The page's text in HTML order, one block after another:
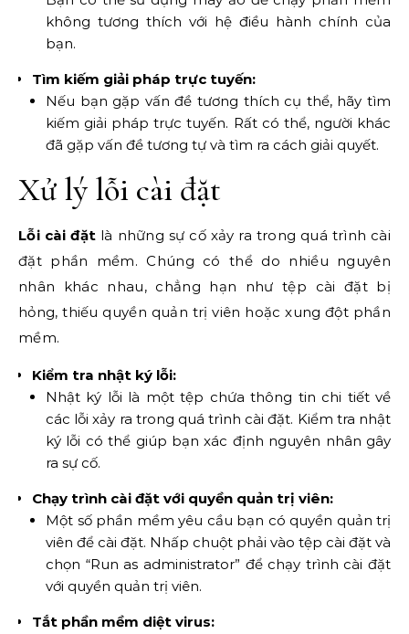
không tương thích với hệ điều hành chính của
bạn.
Tìm kiếm giải pháp trực tuyến:
Nếu bạn gặp vấn đề tương thích cụ thể, hãy tìm
kiếm giải pháp trực tuyến. Rất có thể, người khác
đã gặp vấn đề tương tự và tìm ra cách giải quyết.
Xử lý lỗi cài đặt
Lỗi cài đặt là những sự cố xảy ra trong quá trình cài
đặt phần mềm. Chúng có thể do nhiều nguyên
nhân khác nhau, chẳng hạn như tệp cài đặt bị
hỏng, thiếu quyền quản trị viên hoặc xung đột phần
mềm.
Kiểm tra nhật ký lỗi:
Nhật ký lỗi là một tệp chứa thông tin chi tiết về
các lỗi xảy ra trong quá trình cài đặt. Kiểm tra nhật
ký lỗi có thể giúp bạn xác định nguyên nhân gây
ra sự cố.
Chạy trình cài đặt với quyền quản trị viên:
Một số phần mềm yêu cầu bạn có quyền quản trị
viên để cài đặt. Nhấp chuột phải vào tệp cài đặt và
chọn “Run as administrator” để chạy trình cài đặt
với quyền quản trị viên.
Tắt phần mềm diệt virus: